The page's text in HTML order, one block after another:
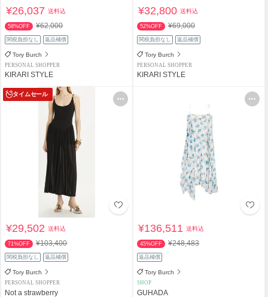
¥26,037送料込
58%OFF ¥62,000
関税負担なし 返品補償
Tory Burch
PERSONAL SHOPPER
KIRARI STYLE
¥32,800送料込
52%OFF ¥69,000
関税負担なし 返品補償
Tory Burch
PERSONAL SHOPPER
KIRARI STYLE
タイムセール
¥29,502送料込
71%OFF ¥103,400
関税負担なし 返品補償
Tory Burch
PERSONAL SHOPPER
Not a strawberry
¥136,511送料込
45%OFF ¥248,483
返品補償
Tory Burch
SHOP
GUHADA